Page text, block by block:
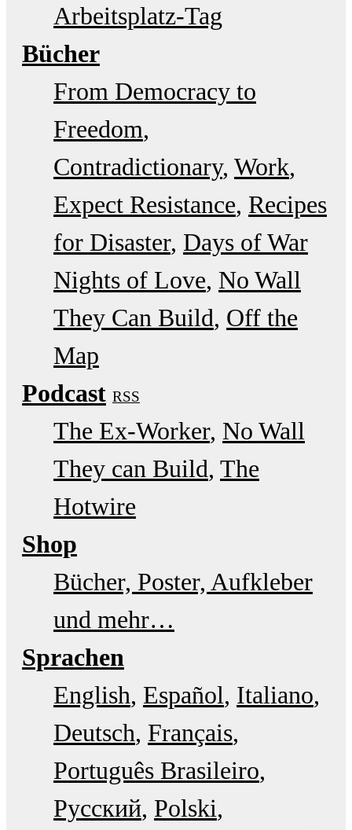
Arbeitsplatz-Tag
Bücher
From Democracy to
Freedom
Contradictionary Work
Expect Resistance Recipes
for Disaster Days of War
Nights of Love No Wall
They Can Build Off the
Map
Podcast RSS
The Ex-Worker No Wall
They can Build The
Hotwire
Shop
Bücher, Poster, Aufkleber
und mehr…
Sprachen
English Español Italiano
Deutsch Français
Português Brasileiro
Русский Polski